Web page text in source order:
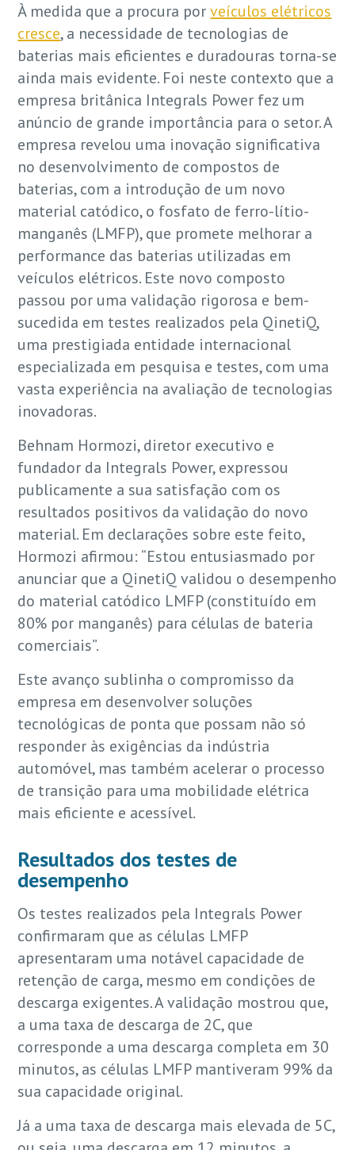
À medida que a procura porveículos elétricos
cresce, a necessidade de tecnologias de
baterias mais eficientes e duradouras torna-se
ainda mais evidente. Foi neste contexto que a
empresa britânica Integrals Power fez um
anúncio de grande importância para o setor. A
empresa revelou uma inovação significativa
no desenvolvimento de compostos de
baterias, com a introdução de um novo
material catódico, o fosfato de ferro-lítio-
manganês (LMFP), que promete melhorar a
performance das baterias utilizadas em
veículos elétricos. Este novo composto
passou por uma validação rigorosa e bem-
sucedida em testes realizados pela QinetiQ,
uma prestigiada entidade internacional
especializada em pesquisa e testes, com uma
vasta experiência na avaliação de tecnologias
inovadoras.
Behnam Hormozi, diretor executivo e
fundador da Integrals Power, expressou
publicamente a sua satisfação com os
resultados positivos da validação do novo
material. Em declarações sobre este feito,
Hormozi afirmou: “Estou entusiasmado por
anunciar que a QinetiQ validou o desempenho
do material catódico LMFP (constituído em
80% por manganês) para células de bateria
comerciais”.
Este avanço sublinha o compromisso da
empresa em desenvolver soluções
tecnológicas de ponta que possam não só
responder às exigências da indústria
automóvel, mas também acelerar o processo
de transição para uma mobilidade elétrica
mais eficiente e acessível.
Resultados dos testes de
desempenho
Os testes realizados pela Integrals Power
confirmaram que as células LMFP
apresentaram uma notável capacidade de
retenção de carga, mesmo em condições de
descarga exigentes. A validação mostrou que,
a uma taxa de descarga de 2C, que
corresponde a uma descarga completa em 30
minutos, as células LMFP mantiveram 99% da
sua capacidade original.
Já a uma taxa de descarga mais elevada de 5C,